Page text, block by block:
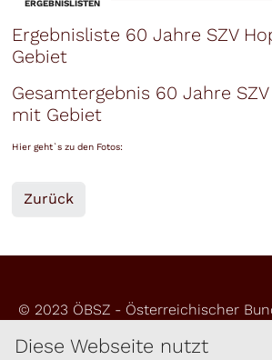
Diese Webseite nutzt
ERGEBNISLISTEN
Ergebnisliste 60 Jahre SZV
Gebiet
Gesamtergebnis 60 Jahre
mit Gebiet
Hier geht`s zu den Fotos:
Zurück
© 2023 ÖBSZ - Österreichischer